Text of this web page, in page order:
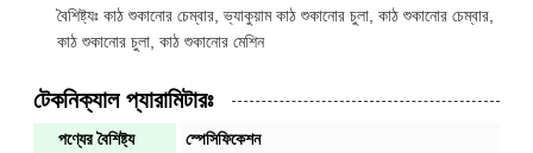
বৈশিষ্ট্যঃ কাঠ শুকানোর চেম্বার, ভ্যাকুয়াম কাঠ শুকানোর চুলা, কাঠ শুকানোর চেম্বার,
কাঠ শুকানোর চুলা, কাঠ শুকানোর মেশিন
টেকনিক্যাল প্যারামিটারঃ
পণ্যের বৈশিষ্ট্য
স্পেসিফিকেশন